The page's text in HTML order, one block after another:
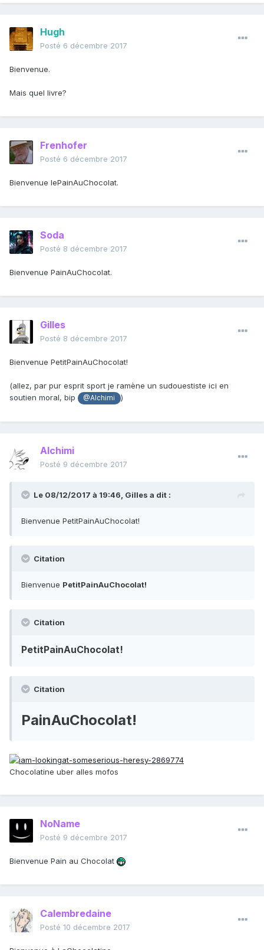
Hugh
Posté 6 décembre 2017
Bienvenue.
Mais quel livre?
Frenhofer
Posté 6 décembre 2017
Bienvenue lePainAuChocolat.
Soda
Posté 8 décembre 2017
Bienvenue PainAuChocolat.
Gilles
Posté 8 décembre 2017
Bienvenue PetitPainAuChocolat!
(allez, par pur esprit sport je ramène un sudouestiste ici en
soutien moral, bip
@Alchimi )
Alchimi
Posté 9 décembre 2017
Le 08/12/2017 à 19:46, Gilles a dit :
Bienvenue PetitPainAuChocolat!
Citation
Bienvenue PetitPainAuChocolat!
Citation
PetitPainAuChocolat!
Citation
PainAuChocolat!
Chocolatine uber alles mofos
NoName
Posté 9 décembre 2017
Bienvenue Pain au Chocolat
Calembredaine
Posté 10 décembre 2017